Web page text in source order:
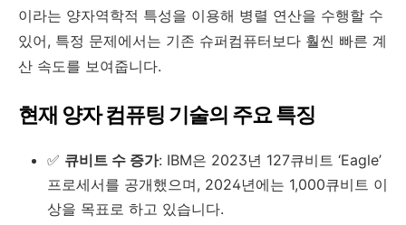
이라는 양자역학적 특성을 이용해 병렬 연산을 수행할 수
있어, 특정 문제에서는 기존 슈퍼컴퓨터보다 훨씬 빠른 계
산 속도를 보여줍니다.
현재 양자 컴퓨팅 기술의 주요 특징
✅ 큐비트 수 증가: IBM은 2023년 127큐비트 ‘Eagle’
프로세서를 공개했으며, 2024년에는 1,000큐비트 이
상을 목표로 하고 있습니다.